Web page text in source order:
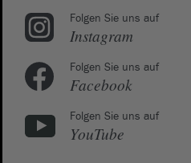
Folgen Sie uns auf
Instagram
Folgen Sie uns auf
Facebook
Folgen Sie uns auf
YouTube